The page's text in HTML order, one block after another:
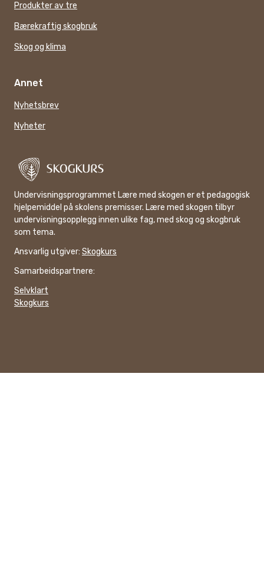
Produkter av tre
Bærekraftig skogbruk
Skog og klima
Annet
Nyhetsbrev
Nyheter
Undervisningsprogrammet Lære med skogen er et pedagogisk
hjelpemiddel på skolens premisser. Lære med skogen tilbyr
undervisningsopplegg innen ulike fag, med skog og skogbruk
som tema.
Ansvarlig utgiver: Skogkurs
Samarbeidspartnere:
Selvklart
Skogkurs